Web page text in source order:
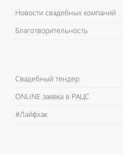
Новости свадебных компаний
Благотворительность
Свадебный тендер
ONLINE заявка в РАЦС
#Лайфхак